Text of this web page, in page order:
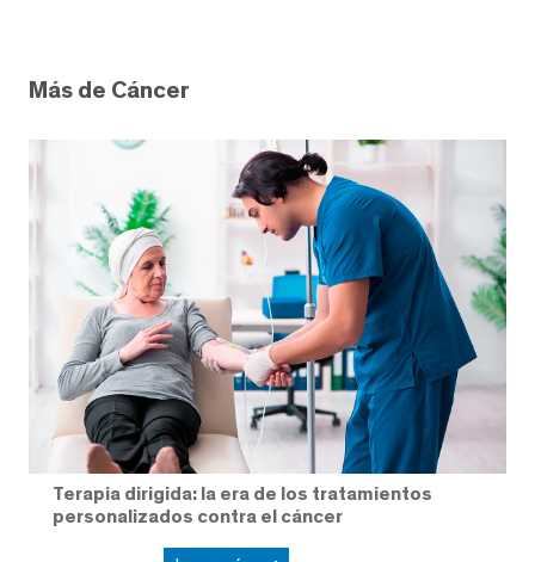
Más de Cáncer
Terapia dirigida: la era de los tratamientos
personalizados contra el cáncer